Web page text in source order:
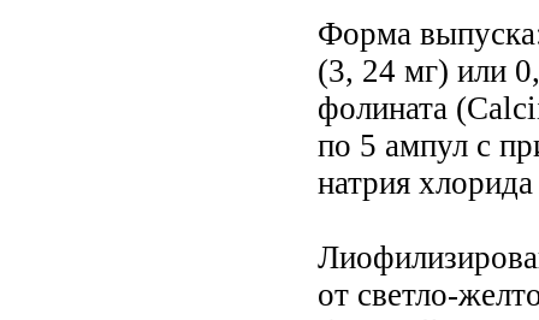
Форма
(3, 24 мг) или
фолината
по 5 ампул с
натрия
от светло-